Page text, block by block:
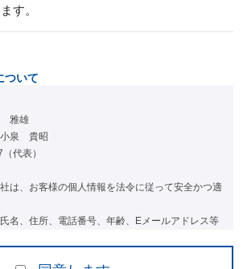
す。
ついて
雅雄
泉 貴昭
代表）
は、お客様の個人情報を法令に従って安全かつ適
名、住所、電話番号、年齢、Eメールアドレス等